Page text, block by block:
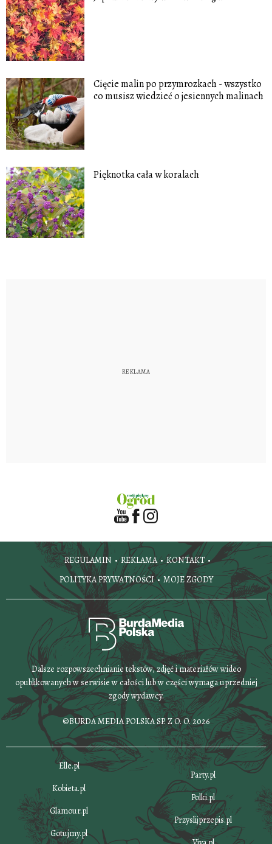
Cięcie malin po przymrozkach - wszystko
co musisz wiedzieć o jesiennych malinach
Pięknotka cała w koralach
REGULAMIN REKLAMA
KONTAKT
POLITYKA PRYWATNOŚCI
MOJE ZGODY
Dalsze rozpowszechnianie tekstów, zdjęć i materiałów wideo
opublikowanych w serwisie w całości lub w części wymaga uprzedniej
zgody wydawcy.
©BURDA MEDIA POLSKA SP. Z O. O. 2026
Elle.pl
Kobieta.pl
Glamour.pl
Gotujmy.pl
Party.pl
Polki.pl
Przyslijprzepis.pl